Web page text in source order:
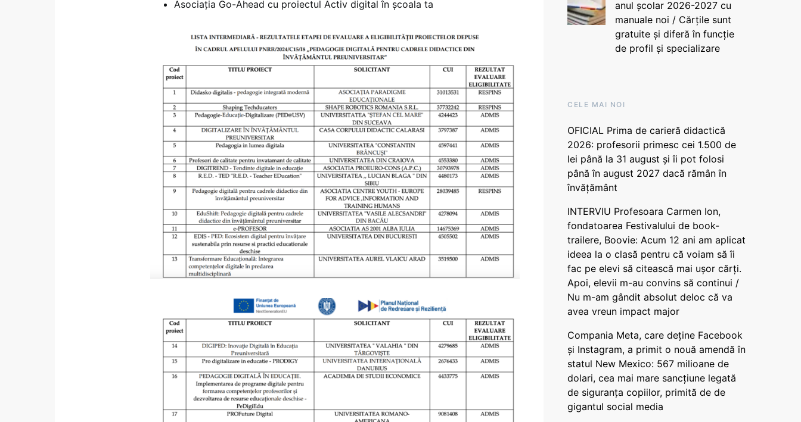
Asociația Go-Ahead cu proiectul Activ digital în școala ta
anul școlar 2026-2027 cu
manuale noi / Cărțile sunt
gratuite și diferă în funcție
de profil și specializare
CELE MAI NOI
OFICIAL Prima de carieră didactică
2026: profesorii primesc cei 1.500 de
lei până la 31 august și îi pot folosi
până în august 2027 dacă rămân în
învățământ
INTERVIU Profesoara Carmen Ion,
fondatoarea Festivalului de book-
trailere, Boovie: Acum 12 ani am aplicat
ideea la o clasă pentru că voiam să îi
fac pe elevi să citească mai ușor cărți.
Apoi, elevii m-au convins să continui /
Nu m-am gândit absolut deloc că va
avea vreun impact major
Compania Meta, care deține Facebook
și Instagram, a primit o nouă amendă în
statul New Mexico: 567 milioane de
dolari, cea mai mare sancțiune legată
de siguranța copiilor, primită de de
gigantul social media